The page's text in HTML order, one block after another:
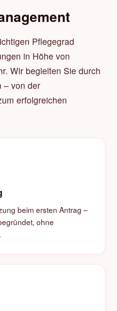
Pflegegrad
in Höhe von
Wir begleiten Sie durch
– von der
erfolgreichen
beim ersten Antrag –
ohne